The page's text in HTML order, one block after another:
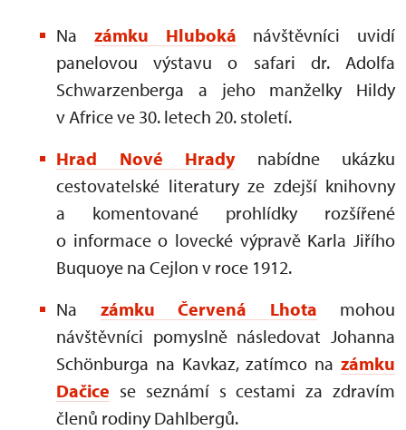
Na zámku Hluboká návštěvníci uvidí
panelovou výstavu o safari dr. Adolfa
Schwarzenberga a jeho manželky Hildy
v Africe ve 30. letech 20. století.
Hrad Nové Hradynabídne ukázku
cestovatelské literatury ze zdejší knihovny
a komentované prohlídky rozšířené
o informace o lovecké výpravě Karla Jiřího
Buquoye na Cejlon v roce 1912.
Na zámku Červená Lhota mohou
návštěvníci pomyslně následovat Johanna
Schönburga na Kavkaz, zatímco na zámku
Dačice se seznámí s cestami za zdravím
členů rodiny Dahlbergů.